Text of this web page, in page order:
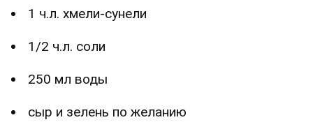
1 ч.л. хмели-сунели
1/2 ч.л. соли
250 мл воды
сыр и зелень по желанию